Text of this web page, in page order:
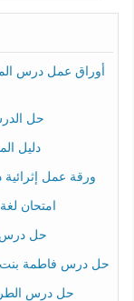
أوراق عمل درس
حل
دليل
ورقة عمل
امتحان
حل درس
حل درس فاطمة بنت
حل درس